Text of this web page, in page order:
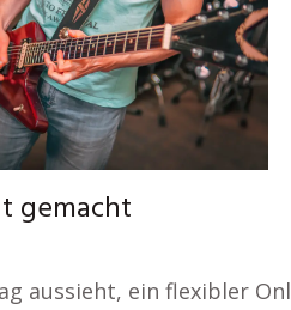
gemacht
aussieht, ein flexibler